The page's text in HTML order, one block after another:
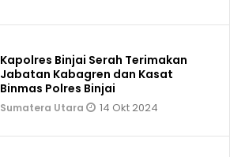
Kapolres Binjai Serah Terimakan
Jabatan Kabagren dan Kasat
Binmas Polres Binjai
Sumatera Utara 14 Okt 2024